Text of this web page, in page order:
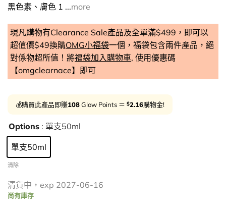
黑色素、膚色 1 ...more
現凡購物有Clearance Sale產品及全單滿$499，即可以
超值價$49換購OMG小福袋一個，福袋包含兩件產品，絕
對係物超所值！將福袋加入購物車, 使用優惠碼
【omgclearnace】即可
💰購買此產品即賺108Glow Points ＝ $2.16購物金!
Options : 單支50ml
單支50ml
清除
清貨中，exp 2027-06-16
尚有庫存